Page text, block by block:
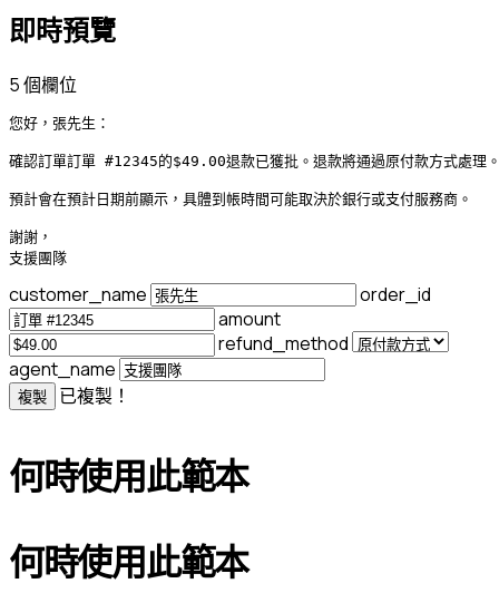
即時預覽
5 個欄位
您好，張先生：
確認訂單訂單 #12345的$49.00退款已獲批。退款將通過原付款方式處理
預計會在預計日期前顯示，具體到帳時間可能取決於銀行或支付服務商。
謝謝，
支援團隊
customer_name
order_id
amount
refund_method
agent_name
複製 已複製！
何時使用此範本
何時使用此範本